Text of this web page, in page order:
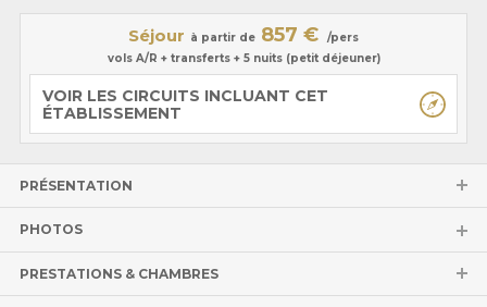
Séjour à partir de 857 €
/pers
vols A/R + transferts + 5 nuits (petit déjeuner)
VOIR LES CIRCUITS INCLUANT CET
ÉTABLISSEMENT
PRÉSENTATION
PHOTOS
PRESTATIONS & CHAMBRES